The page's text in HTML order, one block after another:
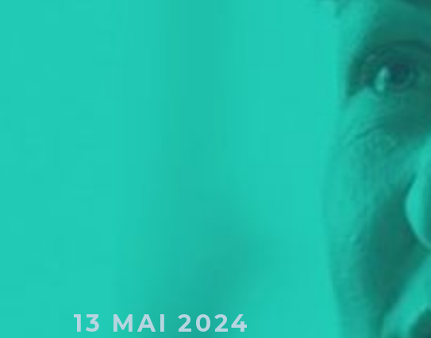
13 MAI 2024